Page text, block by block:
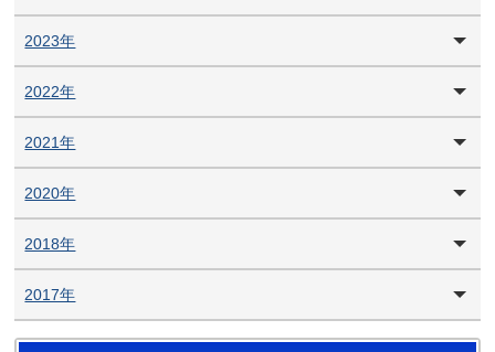
2023年
2022年
2021年
2020年
2018年
2017年